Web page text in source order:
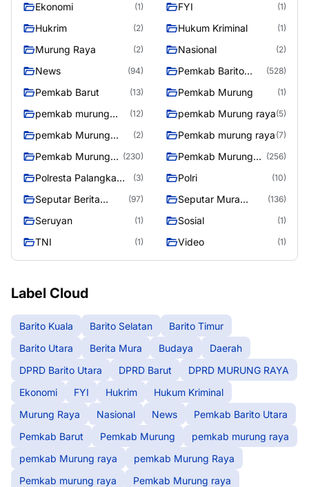
Ekonomi (1) FYI (1)
Hukrim (2) Hukum Kriminal (1)
Murung Raya (2) Nasional (2)
News (94)
Pemkab Barito
(528)
Pemkab Barut (13) Pemkab Murung (1)
pemkab murung
(12) pemkab Murung raya(5)
pemkab Murung
(2) Pemkab murung raya (7)
Pemkab Murung
(230)
Pemkab Murung
(256)
Polresta Palangka
(3) Polri (10)
Seputar Berita
(97)
Seputar Mura
(136)
Seruyan (1) Sosial (1)
TNI (1) Video (1)
Label Cloud
Barito Kuala Barito Selatan
Barito Timur
Barito Utara
Berita Mura Budaya
Daerah
DPRD Barito Utara
DPRD Barut
DPRD MURUNG RAYA
Ekonomi
FYI Hukrim
Hukum Kriminal
Murung Raya
Nasional News
Pemkab Barito Utara
Pemkab Barut
Pemkab Murung
pemkab murung raya
pemkab Murung raya
pemkab Murung Raya
Pemkab murung raya
Pemkab Murung raya